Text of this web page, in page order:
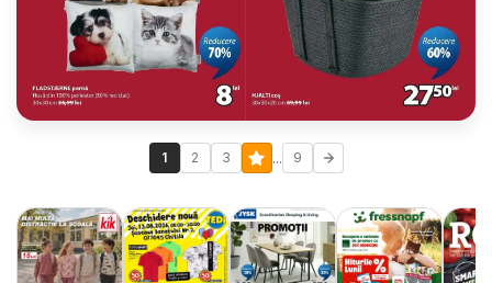
1 2 3 ... 9